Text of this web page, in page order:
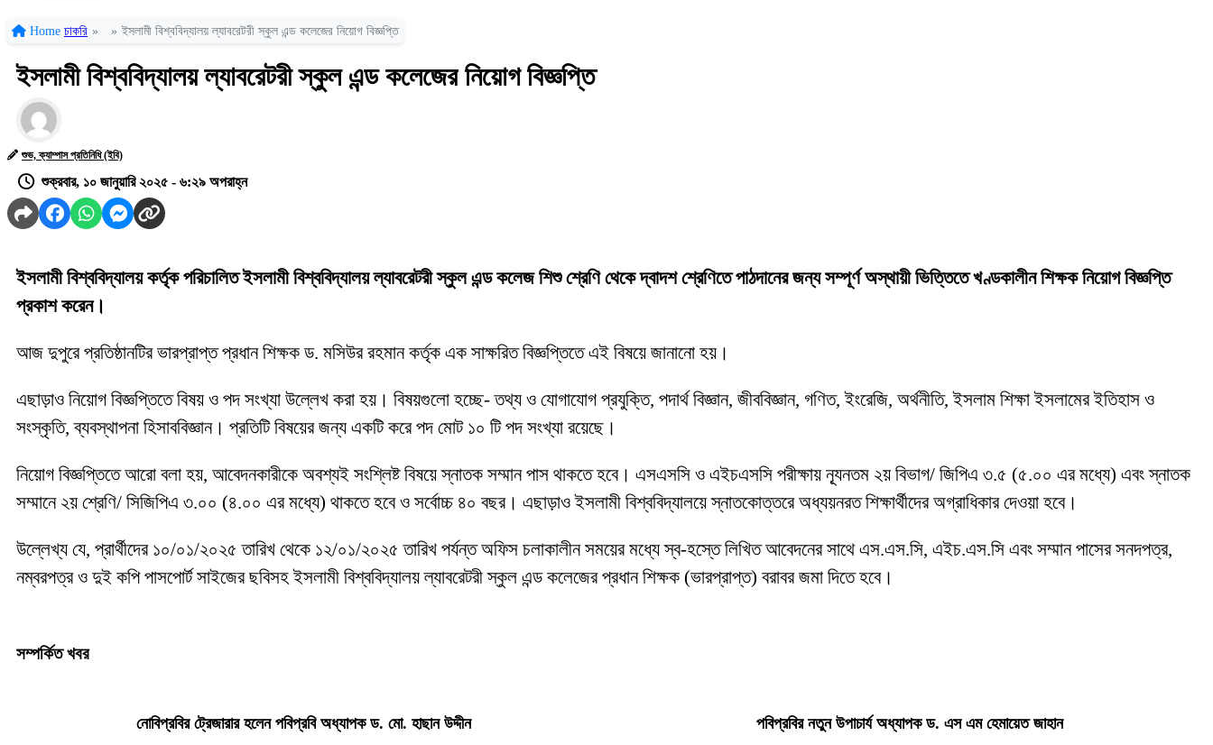
Home চাকরি » » ইসলামী বিশ্ববিদ্যালয় ল্যাবরেটরী স্কুল এন্ড কলেজের নিয়োগ বিজ্ঞপ্তি
ইসলামী বিশ্ববিদ্যালয় ল্যাবরেটরী স্কুল এন্ড কলেজের নিয়োগ বিজ্ঞপ্তি
শুভ, ক্যাম্পাস প্রতিনিধি (ইবি)
শুক্রবার, ১০ জানুয়ারি ২০২৫ - ৬:২৯ অপরাহ্ন
ইসলামী বিশ্ববিদ্যালয় কর্তৃক পরিচালিত ইসলামী বিশ্ববিদ্যালয় ল্যাবরেটরী স্কুল এন্ড কলেজ শিশু শ্রেণি থেকে দ্বাদশ শ্রেণিতে পাঠদানের জন্য সম্পূর্ণ অস্থায়ী ভিত্তিতে খণ্ডকালীন শিক্ষক নিয়োগ বিজ্ঞপ্তি
প্রকাশ করেন।
আজ দুপুরে প্রতিষ্ঠানটির ভারপ্রাপ্ত প্রধান শিক্ষক ড. মসিউর রহমান কর্তৃক এক সাক্ষরিত বিজ্ঞপ্তিতে এই বিষয়ে জানানো হয়।
এছাড়াও নিয়োগ বিজ্ঞপ্তিতে বিষয় ও পদ সংখ্যা উল্লেখ করা হয়। বিষয়গুলো হচ্ছে- তথ্য ও যোগাযোগ প্রযুক্তি, পদার্থ বিজ্ঞান, জীববিজ্ঞান, গণিত, ইংরেজি, অর্থনীতি, ইসলাম শিক্ষা ইসলামের ইতিহাস ও
সংস্কৃতি, ব্যবস্থাপনা হিসাববিজ্ঞান। প্রতিটি বিষয়ের জন্য একটি করে পদ মোট ১০ টি পদ সংখ্যা রয়েছে।
নিয়োগ বিজ্ঞপ্তিতে আরো বলা হয়, আবেদনকারীকে অবশ্যই সংশ্লিষ্ট বিষয়ে স্নাতক সম্মান পাস থাকতে হবে। এসএসসি ও এইচএসসি পরীক্ষায় ন্যূনতম ২য় বিভাগ/ জিপিএ ৩.৫ (৫.০০ এর মধ্যে) এবং স্নাতক
সম্মানে ২য় শ্রেণি/ সিজিপিএ ৩.০০ (৪.০০ এর মধ্যে) থাকতে হবে ও সর্বোচ্চ ৪০ বছর। এছাড়াও ইসলামী বিশ্ববিদ্যালয়ে স্নাতকোত্তরে অধ্যয়নরত শিক্ষার্থীদের অগ্রাধিকার দেওয়া হবে।
উল্লেখ্য যে, প্রার্থীদের ১০/০১/২০২৫ তারিখ থেকে ১২/০১/২০২৫ তারিখ পর্যন্ত অফিস চলাকালীন সময়ের মধ্যে স্ব-হস্তে লিখিত আবেদনের সাথে এস.এস.সি, এইচ.এস.সি এবং সম্মান পাসের সনদপত্র,
নম্বরপত্র ও দুই কপি পাসপোর্ট সাইজের ছবিসহ ইসলামী বিশ্ববিদ্যালয় ল্যাবরেটরী স্কুল এন্ড কলেজের প্রধান শিক্ষক (ভারপ্রাপ্ত) বরাবর জমা দিতে হবে।
সম্পর্কিত খবর
নোবিপ্রবির ট্রেজারার হলেন পবিপ্রবি অধ্যাপক ড. মো. হাছান উদ্দীন পবিপ্রবির নতুন উপাচার্য অধ্যাপক ড. এস এম হেমায়েত জাহান